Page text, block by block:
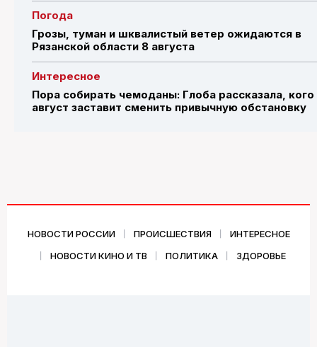
Погода
Грозы, туман и шквалистый ветер ожидаются в
Рязанской области 8 августа
Интересное
Пора собирать чемоданы: Глоба рассказала, кого
август заставит сменить привычную обстановку
НОВОСТИ РОССИИ ПРОИСШЕСТВИЯ
ИНТЕРЕСНОЕ
НОВОСТИ КИНО И ТВ
ПОЛИТИКА ЗДОРОВЬЕ